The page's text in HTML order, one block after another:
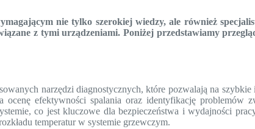
nie tylko szerokiej wiedzy, ale również
z tymi urządzeniami. Poniżej przedstawiamy
narzędzi diagnostycznych, które pozwalają na
efektywności spalania oraz identyfikację problemów
co jest kluczowe dla bezpieczeństwa i wydajności
temperatur w systemie grzewczym.